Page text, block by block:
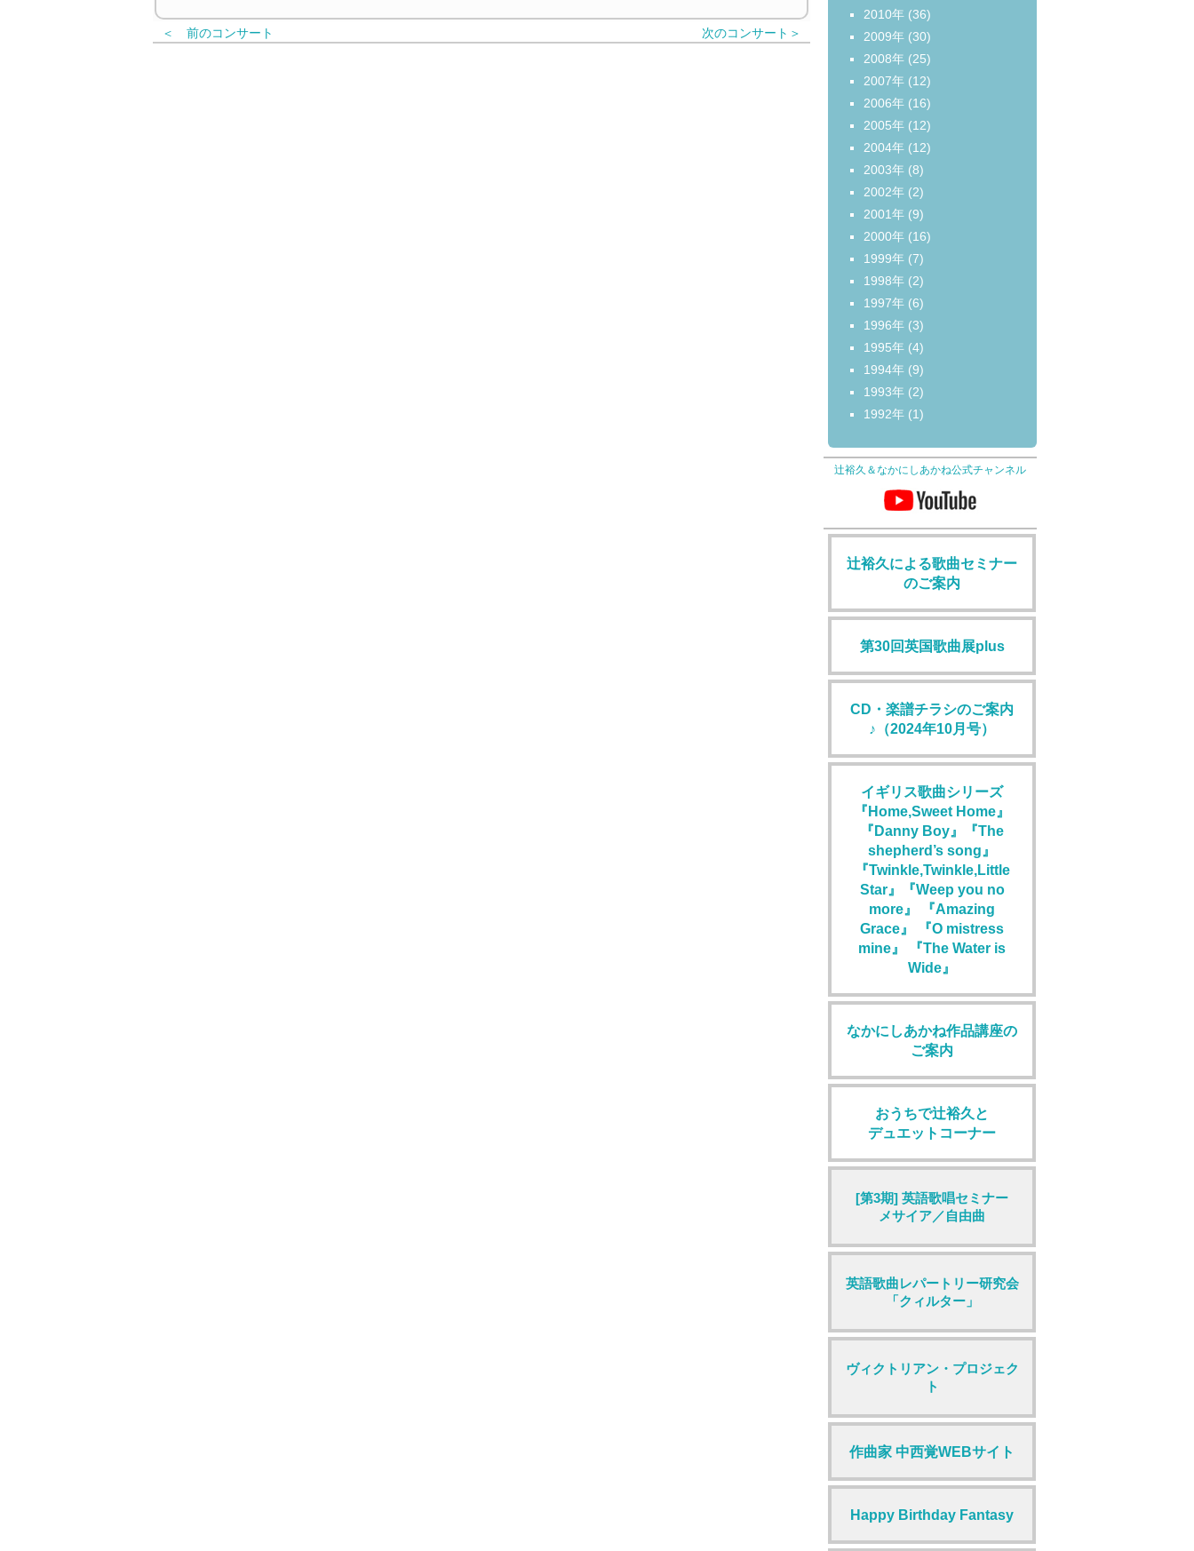
＜ 前のコンサート 次のコンサート＞
2010年 (36)
2009年 (30)
2008年 (25)
2007年 (12)
2006年 (16)
2005年 (12)
2004年 (12)
2003年 (8)
2002年 (2)
2001年 (9)
2000年 (16)
1999年 (7)
1998年 (2)
1997年 (6)
1996年 (3)
1995年 (4)
1994年 (9)
1993年 (2)
1992年 (1)
辻裕久＆なかにしあかね公式チャンネル
辻裕久による歌曲セミナー
のご案内
第30回英国歌曲展plus
CD・楽譜チラシのご案内
♪（2024年10月号）
イギリス歌曲シリーズ
『Home,Sweet Home』
『Danny Boy』『The
shepherd’s song』
『Twinkle,Twinkle,Little
Star』『Weep you no
more』 『Amazing
Grace』 『O mistress
mine』 『The Water is
Wide』
なかにしあかね作品講座の
ご案内
おうちで辻裕久と
デュエットコーナー
[第3期] 英語歌唱セミナー
メサイア／自由曲
英語歌曲レパートリー研究会
「クィルター」
ヴィクトリアン・プロジェク
ト
作曲家 中西覚WEBサイト
Happy Birthday Fantasy